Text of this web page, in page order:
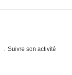
Suivre son activité